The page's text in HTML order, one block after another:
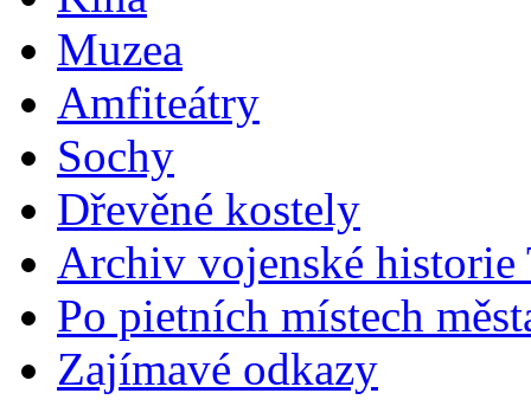
Muzea
Amfiteátry
Sochy
Dřevěné kostely
Archiv vojenské historie
Po pietních místech
Zajímavé odkazy